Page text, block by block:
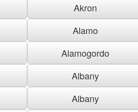
Akron
Alamo
Alamogordo
Albany
Albany